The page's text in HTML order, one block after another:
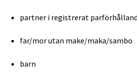
partner i registrerat
far/mor utan make/maka/sambo
barn